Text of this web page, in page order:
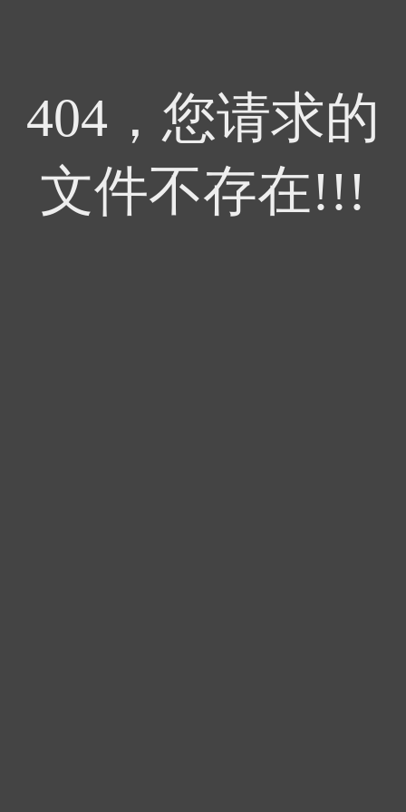
404，您请求的
文件不存在!!!